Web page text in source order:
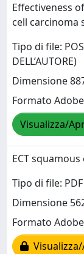
Effectiveness
cell carcinoma
Tipo di file:
DELL’AUTORE)
Dimensione
Formato
Visualizza/
ECT
Tipo di file: PDF
Dimensione
Formato